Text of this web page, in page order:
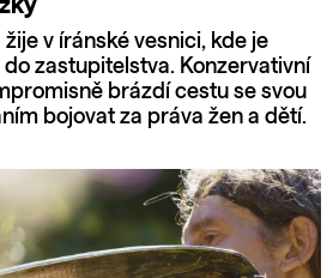
v íránské vesnici, kde je
zastupitelstva. Konzervativní
brázdí cestu se svou
bojovat za práva žen a dětí.